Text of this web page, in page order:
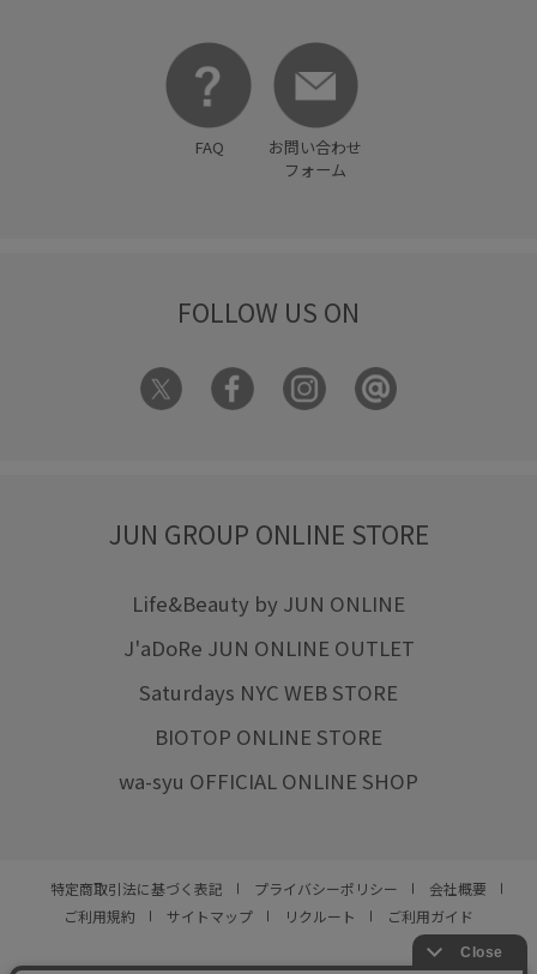
FAQ
お問い合わせ
フォーム
FOLLOW US ON
JUN GROUP ONLINE STORE
Life&Beauty by JUN ONLINE
J'aDoRe JUN ONLINE OUTLET
Saturdays NYC WEB STORE
BIOTOP ONLINE STORE
wa-syu OFFICIAL ONLINE SHOP
特定商取引法に基づく表記 プライバシーポリシー
会社概要
ご利用規約
サイトマップ リクルート ご利用ガイド